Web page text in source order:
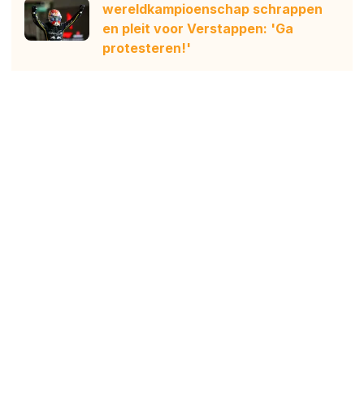
wereldkampioenschap schrappen
en pleit voor Verstappen: 'Ga
protesteren!'